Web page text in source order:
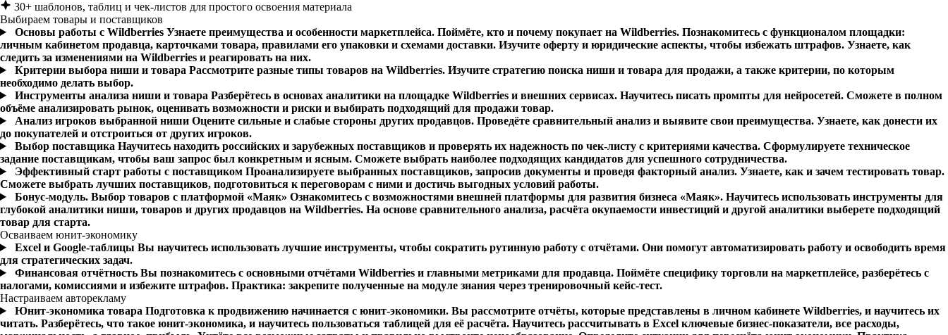
30+ шаблонов, таблиц и чек-листов для простого освоения материала
Выбираем товары и поставщиков
Основы работы с Wildberries Узнаете преимущества и особенности маркетплейса. Поймёте, кто и почему покупает на Wildberries. Познакомитесь с функционалом площадки:
личным кабинетом продавца, карточками товара, правилами его упаковки и схемами доставки. Изучите оферту и юридические аспекты, чтобы избежать штрафов. Узнаете, как
следить за изменениями на Wildberries и реагировать на них.
Критерии выбора ниши и товара Рассмотрите разные типы товаров на Wildberries. Изучите стратегию поиска ниши и товара для продажи, а также критерии, по которым
необходимо делать выбор.
Инструменты анализа ниши и товара Разберётесь в основах аналитики на площадке Wildberries и внешних сервисах. Научитесь писать промпты для нейросетей. Сможете в полном
объёме анализировать рынок, оценивать возможности и риски и выбирать подходящий для продажи товар.
Анализ игроков выбранной ниши Оцените сильные и слабые стороны других продавцов. Проведёте сравнительный анализ и выявите свои преимущества. Узнаете, как донести их
до покупателей и отстроиться от других игроков.
Выбор поставщика Научитесь находить российских и зарубежных поставщиков и проверять их надежность по чек-листу с критериями качества. Сформулируете техническое
задание поставщикам, чтобы ваш запрос был конкретным и ясным. Сможете выбрать наиболее подходящих кандидатов для успешного сотрудничества.
Эффективный старт работы с поставщиком Проанализируете выбранных поставщиков, запросив документы и проведя факторный анализ. Узнаете, как и зачем тестировать товар.
Сможете выбрать лучших поставщиков, подготовиться к переговорам с ними и достичь выгодных условий работы.
Бонус-модуль. Выбор товаров с платформой «Маяк» Ознакомитесь с возможностями внешней платформы для развития бизнеса «Маяк». Научитесь использовать инструменты для
глубокой аналитики ниши, товаров и других продавцов на Wildberries. На основе сравнительного анализа, расчёта окупаемости инвестиций и другой аналитики выберете подходящий
товар для старта.
Осваиваем юнит-экономику
Excel и Google-таблицы Вы научитесь использовать лучшие инструменты, чтобы сократить рутинную работу с отчётами. Они помогут автоматизировать работу и освободить время
для стратегических задач.
Финансовая отчётность Вы познакомитесь с основными отчётами Wildberries и главными метриками для продавца. Поймёте специфику торговли на маркетплейсе, разберётесь с
налогами, комиссиями и избежите штрафов. Практика: закрепите полученные на модуле знания через тренировочный кейс-тест.
Настраиваем авторекламу
Юнит-экономика товара Подготовка к продвижению начинается с юнит-экономики. Вы рассмотрите отчёты, которые представлены в личном кабинете Wildberries, и научитесь их
читать. Разберётесь, что такое юнит-экономика, и научитесь пользоваться таблицей для её расчёта. Научитесь рассчитывать в Excel ключевые бизнес-показатели, все расходы,